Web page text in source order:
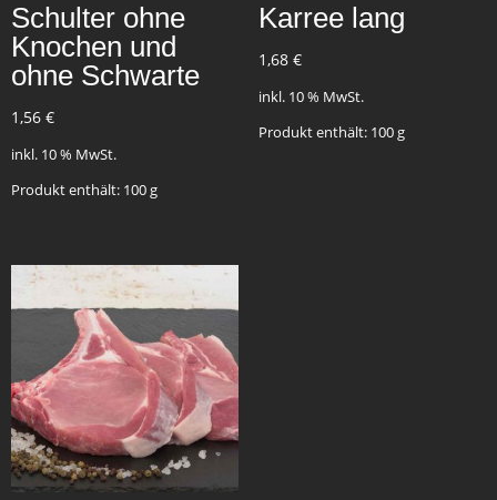
Schulter ohne
Knochen und
ohne Schwarte
1,56 €
inkl. 10 % MwSt.
Produkt enthält: 100g
Karree lang
1,68 €
inkl. 10 % MwSt.
Produkt enthält: 100g